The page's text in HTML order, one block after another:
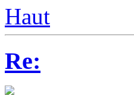
Haut
Re: